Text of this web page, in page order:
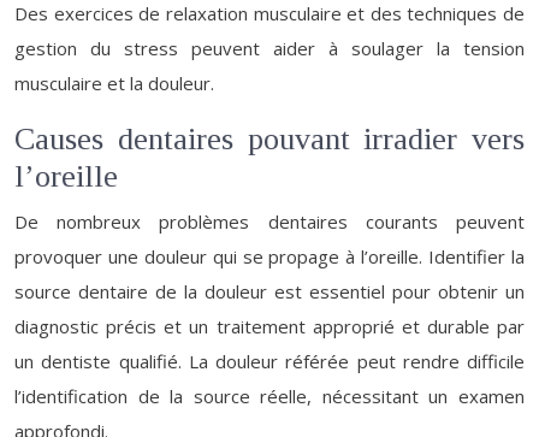
Des exercices de relaxation musculaire et des techniques de
gestion du stress peuvent aider à soulager la tension
musculaire et la douleur.
Causes dentaires pouvant irradier vers
l’oreille
De nombreux problèmes dentaires courants peuvent
provoquer une douleur qui se propage à l’oreille. Identifier la
source dentaire de la douleur est essentiel pour obtenir un
diagnostic précis et un traitement approprié et durable par
un dentiste qualifié. La douleur référée peut rendre difficile
l’identification de la source réelle, nécessitant un examen
approfondi.